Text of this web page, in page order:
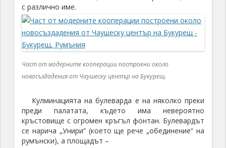
с различно име.
Част от модерните кооперации построени около
новосъздадения от Чаушеску център на Букурещ.
Кулминацията на булеварда е на няколко преки
преди палатата, където има невероятно
кръстовище с огромен кръгъл фонтан. Булевардът
се нарича „Унири“ (което ще рече „обединение“ на
румънски), а площадът –